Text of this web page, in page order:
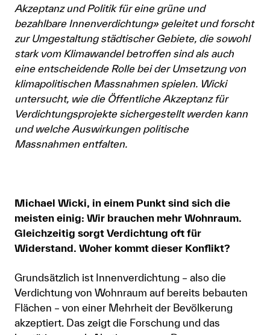
Akzeptanz und Politik für eine grüne und
bezahlbare Innenverdichtung» geleitet und forscht
zur Umgestaltung städtischer Gebiete, die sowohl
stark vom Klimawandel betroffen sind als auch
eine entscheidende Rolle bei der Umsetzung von
klimapolitischen Massnahmen spielen. Wicki
untersucht, wie die Öffentliche Akzeptanz für
Verdichtungsprojekte sichergestellt werden kann
und welche Auswirkungen politische
Massnahmen entfalten.
Michael Wicki, in einem Punkt sind sich die
meisten einig: Wir brauchen mehr Wohnraum.
Gleichzeitig sorgt Verdichtung oft für
Widerstand. Woher kommt dieser Konflikt?
Grundsätzlich ist Innenverdichtung – also die
Verdichtung von Wohnraum auf bereits bebauten
Flächen – von einer Mehrheit der Bevölkerung
akzeptiert. Das zeigt die Forschung und das